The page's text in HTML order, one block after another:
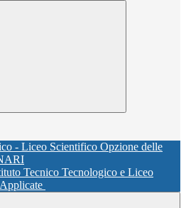
Tecnico Tecnologico e Liceo